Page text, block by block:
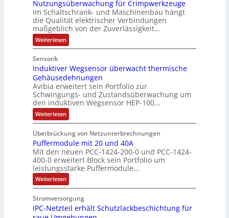
m
e
n
t
a
f
n
a
h
m
e
,
g
e
p
r
ä
g
t
d
u
ä
f
t
f
h
r
e
r
z
u
m
V
o
r
s
t
a
d
d
:
Q
2
-
E
e
b
n
i
s
s
e
b
e
s
t
ä
t
i
g
i
e
b
s
-
d
M
a
r
e
t
i
n
g
l
e
i
t
e
g
a
n
z
e
i
n
c
h
e
E
i
n
s
t
i
e
g
i
n
d
i
e
P
r
o
d
u
Nutzungsüberwachung für Crimpwerkzeuge
Im Schaltschrank- und Maschinenbau hängt
die Qualität elektrischer Verbindungen
maßgeblich von der Zuverlässigkeit…
Weiterlesen:
N
z
u
n
g
s
ü
b
e
r
w
a
c
h
u
n
g
f
ü
r
C
r
Sensorik
Induktiver Wegsensor überwacht thermische
Gehäusedehnungen
Avibia erweitert sein Portfolio zur
Schwingungs- und Zustandsüberwachung um
den induktiven Wegsensor HEP-100…
Weiterlesen:
I
d
u
k
t
i
v
e
r
e
g
Überbrückung von Netzunterbrechnungen
Puffermodule mit 20 und 40A
Mit den neuen PCC-1424-200-0 und PCC-1424-
400-0 erweitert Block sein Portfolio um
leistungsstarke Puffermodule…
Weiterlesen:
P
f
f
e
Stromversorgung
IPC-Netzteil erhält Schutzlackbeschichtung für